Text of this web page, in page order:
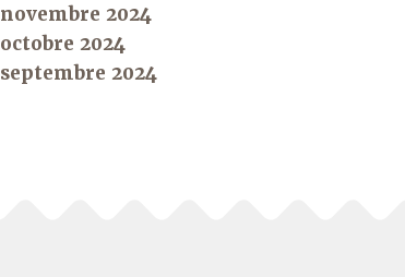
novembre 2024
octobre 2024
septembre 2024